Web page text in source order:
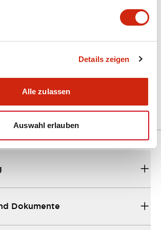
Details zeigen
Alle zulassen
Auswahl erlauben
Genehmigungen & Standards
.PDF1.23MB
Dokumente